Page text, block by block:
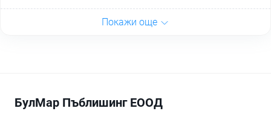
Покажи още
БулМар Пъблишинг ЕООД